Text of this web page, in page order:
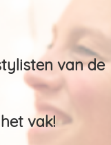
van de
vak!